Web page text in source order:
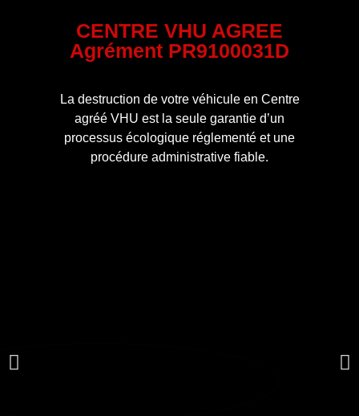
CENTRE VHU AGREE
Agrément PR9100031D
La destruction de votre véhicule en Centre
agréé VHU est la seule garantie d’un
processus écologique réglementé et une
procédure administrative fiable.